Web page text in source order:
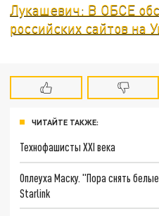
Лукашевич: В ОБСЕ
российских сайтов на
ЧИТАЙТЕ ТАКЖЕ:
Технофашисты XXI века
Оплеуха Маску. "Пора снять
Starlink